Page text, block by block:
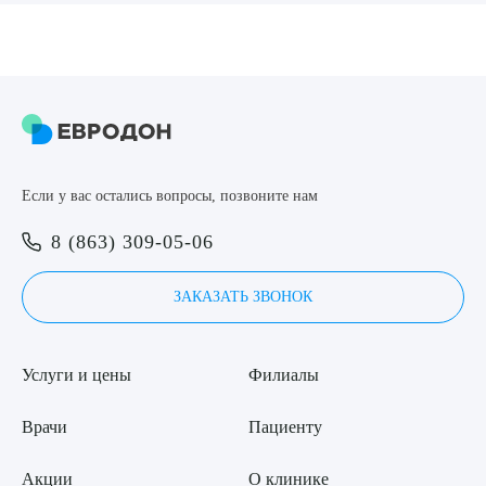
Если у вас остались вопросы, позвоните нам
8 (863) 309-05-06
ЗАКАЗАТЬ ЗВОНОК
Услуги и цены
Врачи
Акции
Филиалы
Пациенту
О клинике
ПОДТВЕРДИТЬ